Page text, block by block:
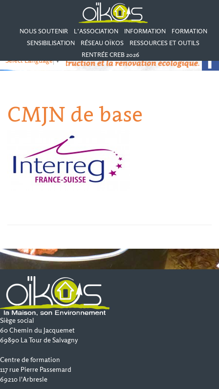
NOUS SOUTENIR L’ASSOCIATION INFORMATION
FORMATION
SENSIBILISATION
RÉSEAU OÏKOS
RESSOURCES ET OUTILS
RENTRÉE CREB 2026
Select Language▼
CMJN de base
Siège social
60 Chemin du Jacquemet
69890 La Tour de Salvagny
Centre de formation
117 rue Pierre Passemard
69210 l'Arbresle